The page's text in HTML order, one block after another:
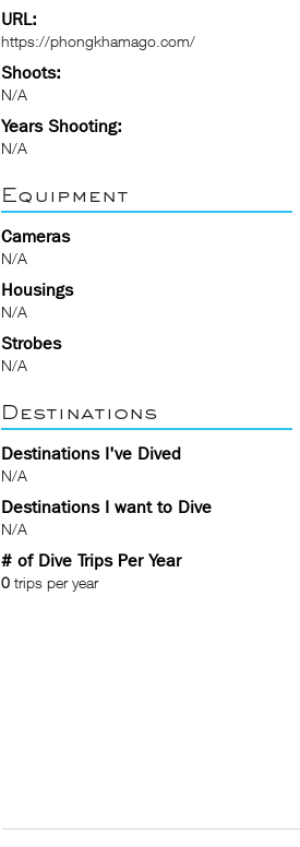
URL:
https://phongkhamago.com/
Shoots:
N/A
Years Shooting:
N/A
Equipment
Cameras
N/A
Housings
N/A
Strobes
N/A
Destinations
Destinations I've Dived
N/A
Destinations I want to Dive
N/A
# of Dive Trips Per Year
0 trips per year